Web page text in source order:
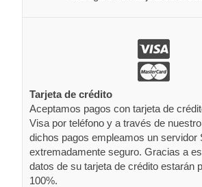
Tarjeta de crédito
Aceptamos pagos con tarjeta de
Visa por teléfono y a través de
dichos pagos empleamos un servidor
extremadamente seguro. Gracias a
datos de su tarjeta de crédito estarán
100%.